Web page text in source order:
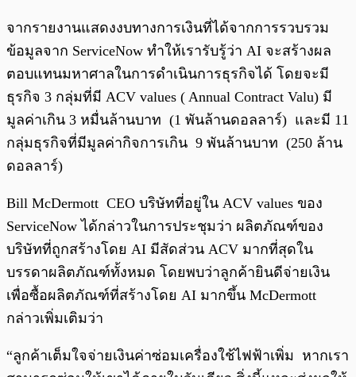
จากรายงานแสดงงบทางการเงินที่ได้จากการรวบรวม
ข้อมูลจาก ServiceNow ทำให้เรารับรู้ว่า AI จะสร้างผล
ตอบแทนมหาศาลในการดำเนินการธุรกิจได้ โดยจะมี
ธุรกิจ 3 กลุ่มที่มี ACV values ( Annual Contract Valu) มี
มูลค่าเกิน 3 หมื่นล้านบาท (1 พันล้านดอลลาร์) และมี 11
กลุ่มธุรกิจที่มีมูลค่ากิจการเกิน 9 พันล้านบาท (250 ล้าน
ดอลลาร์)
Bill McDermott CEO บริษัทที่อยู่ใน ACV values ของ
ServiceNow ได้กล่าวในการประชุมว่า ผลิตภัณฑ์ของ
บริษัทที่ถูกสร้างโดย AI มีสัดส่วน ACV มากที่สุดใน
บรรดาผลิตภัณฑ์ทั้งหมด โดยพบว่าลูกค้ายินดีจ่ายเงิน
เพื่อซื้อผลิตภัณฑ์ที่สร้างโดย AI มากขึ้น McDermott
กล่าวเพิ่มเติมว่า
“ลูกค้าเต็มใจจ่ายเงินค่าซ่อมเครื่องใช้ไฟฟ้าเพิ่ม หากเรา